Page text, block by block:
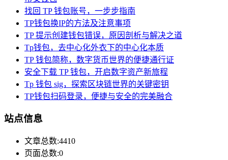
找回 TP 钱包账号，一步步指南
TP钱包换IP的方法及注意事项
TP 提示创建钱包错误，原因剖析与解决之道
Tp钱包，去中心化外衣下的中心化本质
TP 钱包简称，数字货币世界的便捷通行证
安全下载 TP 钱包，开启数字资产新旅程
Tp 钱包 sig，探索区块链世界的关键密钥
TP钱包扫码登录，便捷与安全的完美融合
站点信息
文章总数:4410
页面总数:0